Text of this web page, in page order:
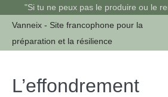
Sauter
contenu
"Si tu ne peux pas le produire ou le
Vanneix - Site francophone pour la
préparation et la résilience
L’effondrement